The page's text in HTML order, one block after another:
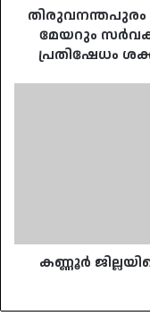
ശക്തമാകുന്നതിനിടെ
കൂടിക്കാഴ്ച
തിരുവനന്തപുരം
മേയറും
പ്രതിഷേധം
കണ്ണൂർ